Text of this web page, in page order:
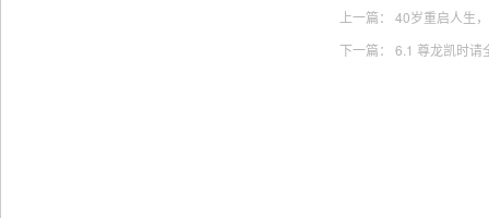
上一篇： 40岁重启人生
下一篇： 6.1 尊龙凯时请